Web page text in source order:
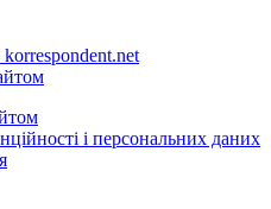
korrespondent.net
і персональних даних